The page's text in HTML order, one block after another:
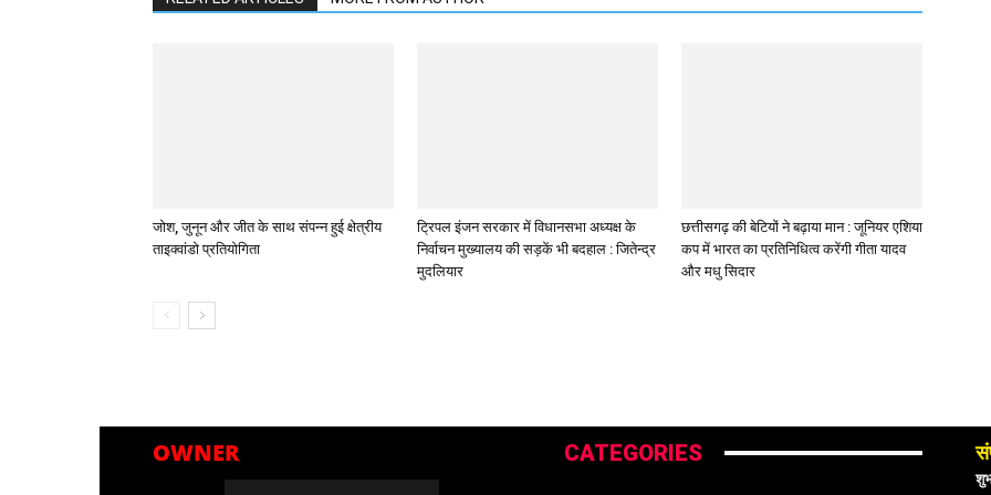
जोश, जुनून और जीत के साथ संपन्न हुई क्षेत्रीय
ताइक्वांडो प्रतियोगिता
ट्रिपल इंजन सरकार में विधानसभा अध्यक्ष के
निर्वाचन मुख्यालय की सड़कें भी बदहाल : जितेन्द्र
मुदलियार
छत्तीसगढ़ की बेटियों ने बढ़ाया मान : जूनियर एशिया
कप में भारत का प्रतिनिधित्व करेंगी गीता यादव
और मधु सिदार
OWNER CATEGORIES